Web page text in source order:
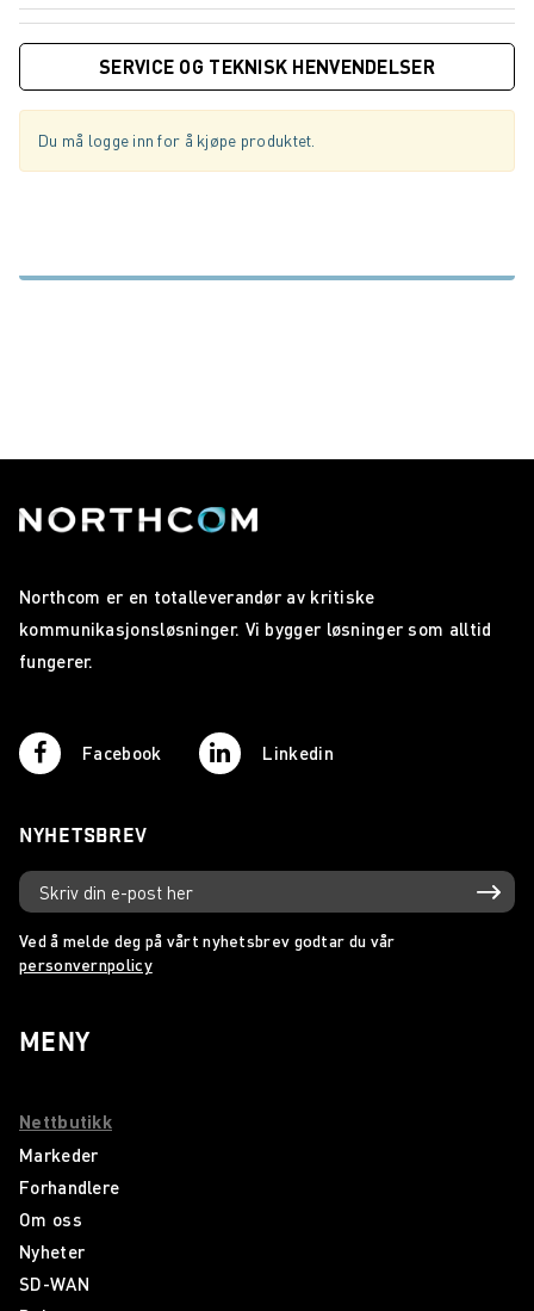
SERVICE OG TEKNISK HENVENDELSER
Du må logge inn for å kjøpe produktet.
Northcom er en totalleverandør av kritiske
kommunikasjonsløsninger. Vi bygger løsninger som alltid
fungerer.
Facebook Linkedin
NYHETSBREV
Ved å melde deg på vårt nyhetsbrev godtar du vår
personvernpolicy
MENY
Nettbutikk
Markeder
Forhandlere
Om oss
Nyheter
SD-WAN